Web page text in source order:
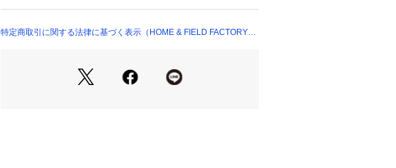
入れることで検索可能です。
特定商取引に関する法律に基づく表示（HOME & FIELD FACTORY